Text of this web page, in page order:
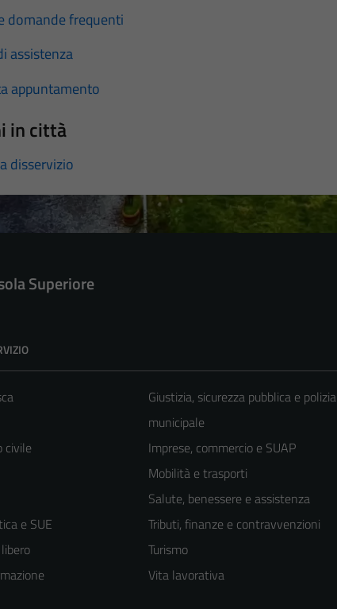
domande frequenti
assistenza
appuntamento
in città
disservizio
Superiore
civile
e SUE
Giustizia, sicurezza pubblica e polizia
municipale
Imprese, commercio e SUAP
Mobilità e trasporti
Salute, benessere e assistenza
Tributi, finanze e contravvenzioni
Turismo
Vita lavorativa